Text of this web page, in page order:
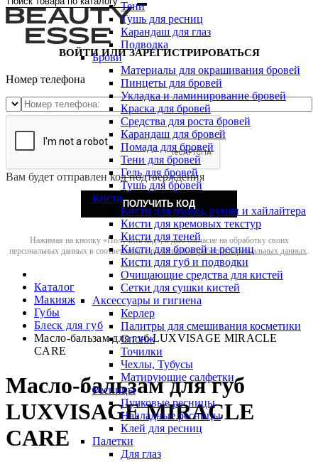
Тени
Тушь для ресниц
Карандаш для глаз
Подводка
Брови
Материалы для окрашивания бровей
Пинцеты для бровей
Укладка и ламинирование бровей
Краска для бровей
Средства для роста бровей
Карандаш для бровей
Помада для бровей
Тени для бровей
Гель для бровей
Тушь для бровей
Кисти
Кисти для пудры, румян и хайлайтера
Кисти для кремовых текстур
Кисти для теней
Кисти для бровей и ресниц
Кисти для губ и подводки
Очищающие средства для кистей
Сетки для сушки кистей
Аксессуары и гигиена
Керлер
Палитры для смешивания косметики
Спонж
Точилки
Чехлы, Тубусы
Матирующие салфетки
Ресницы
Пучковые ресницы
Накладные ресницы
Клей для ресниц
Палетки
Для глаз
ВОЙТИ ИЛИ ЗАРЕГИСТРИРОВАТЬСЯ
Номер телефона
Вам будет отправлен код подтверждения
ПОЛУЧИТЬ КОД
Нажимая на кнопку «Получить код», я даю согласие на обработку своих
персональных данных в соответствии сполитикой обработки персональных данных.
Каталог
Макияж
Губы
Блеск для губ
Масло-бальзам для губ LUXVISAGE MIRACLE
CARE
Масло-бальзам для губ
LUXVISAGE MIRACLE
CARE